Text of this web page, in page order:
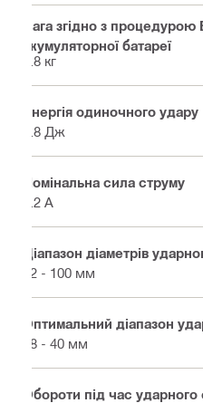
Вага згідно з процедурою
акумуляторної батареї
6.8 кг
Енергія одиночного удару
7.8 Дж
Номінальна сила струму
7.2 A
Діапазон діаметрів
12 - 100 мм
Оптимальний діапазон
18 - 40 мм
Обороти під час